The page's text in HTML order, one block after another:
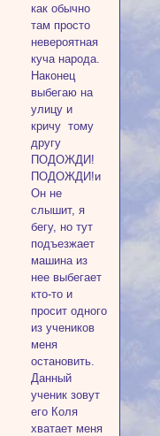
как обычно
там просто
невероятная
куча народа.
Наконец
выбегаю на
улицу и
кричу тому
другу
ПОДОЖДИ!
ПОДОЖДИ!и
Он не
слышит, я
бегу, но тут
подъезжает
машина из
нее выбегает
кто-то и
просит одного
из учеников
меня
остановить.
Данный
ученик зовут
его Коля
хватает меня